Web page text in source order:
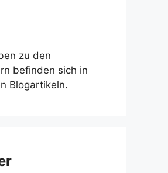
zu den
befinden sich in
Blogartikeln.